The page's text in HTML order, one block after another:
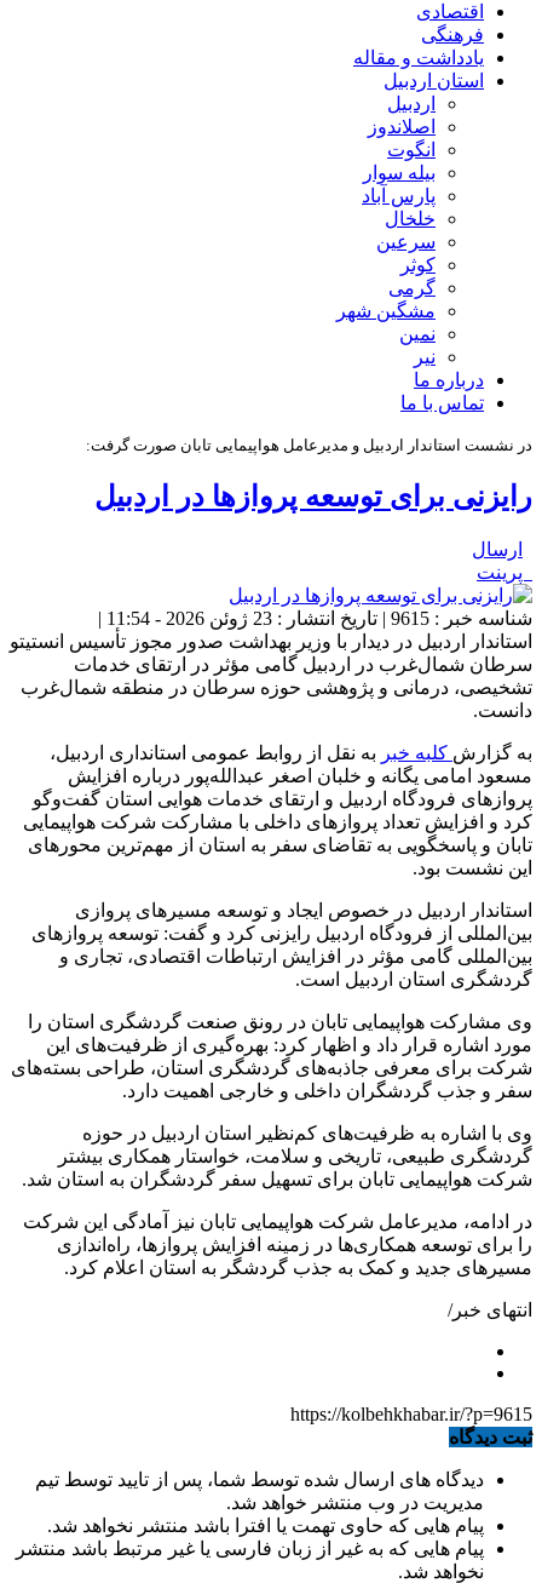
اقتصادی
فرهنگی
یادداشت و مقاله
استان اردبیل
اردبیل
اصلاندوز
انگوت
بیله سوار
پارس آباد
خلخال
سرعین
کوثر
گرمی
مشگین شهر
نمین
نیر
درباره ما
تماس با ما
در نشست استاندار اردبیل و مدیرعامل هواپیمایی تابان صورت گرفت:
رایزنی برای توسعه پروازها در اردبیل
ارسال
پرینت
شناسه خبر : 9615 | تاریخ انتشار : 23 ژوئن 2026 - 11:54 |
استاندار اردبیل در دیدار با وزیر بهداشت صدور مجوز تأسیس انستیتو
سرطان شمال‌غرب در اردبیل گامی مؤثر در ارتقای خدمات
تشخیصی، درمانی و پژوهشی حوزه سرطان در منطقه شمال‌غرب
دانست.
به گزارش کلبه خبر به نقل از روابط عمومی استانداری اردبیل،
مسعود امامی یگانه و خلبان اصغر عبدالله‌پور درباره افزایش
پروازهای فرودگاه اردبیل و ارتقای خدمات هوایی استان گفت‌وگو
کرد و افزایش تعداد پروازهای داخلی با مشارکت شرکت هواپیمایی
تابان و پاسخگویی به تقاضای سفر به استان از مهم‌ترین محورهای
این نشست بود.
استاندار اردبیل در خصوص ایجاد و توسعه مسیرهای پروازی
بین‌المللی از فرودگاه اردبیل رایزنی کرد و گفت: توسعه پروازهای
بین‌المللی گامی مؤثر در افزایش ارتباطات اقتصادی، تجاری و
گردشگری استان اردبیل است.
وی مشارکت هواپیمایی تابان در رونق صنعت گردشگری استان را
مورد اشاره قرار داد و اظهار کرد: بهره‌گیری از ظرفیت‌های این
شرکت برای معرفی جاذبه‌های گردشگری استان، طراحی بسته‌های
سفر و جذب گردشگران داخلی و خارجی اهمیت دارد.
وی با اشاره به ظرفیت‌های کم‌نظیر استان اردبیل در حوزه
گردشگری طبیعی، تاریخی و سلامت، خواستار همکاری بیشتر
شرکت هواپیمایی تابان برای تسهیل سفر گردشگران به استان شد.
در ادامه، مدیرعامل شرکت هواپیمایی تابان نیز آمادگی این شرکت
را برای توسعه همکاری‌ها در زمینه افزایش پروازها، راه‌اندازی
مسیرهای جدید و کمک به جذب گردشگر به استان اعلام کرد.
انتهای خبر/
https://kolbehkhabar.ir/?p=9615
ثبت دیدگاه
دیدگاه های ارسال شده توسط شما، پس از تایید توسط تیم
مدیریت در وب منتشر خواهد شد.
پیام هایی که حاوی تهمت یا افترا باشد منتشر نخواهد شد.
پیام هایی که به غیر از زبان فارسی یا غیر مرتبط باشد منتشر
نخواهد شد.